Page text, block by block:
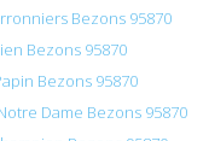
Bezons 95870
Bezons 95870
Bezons 95870
Dame Bezons 95870